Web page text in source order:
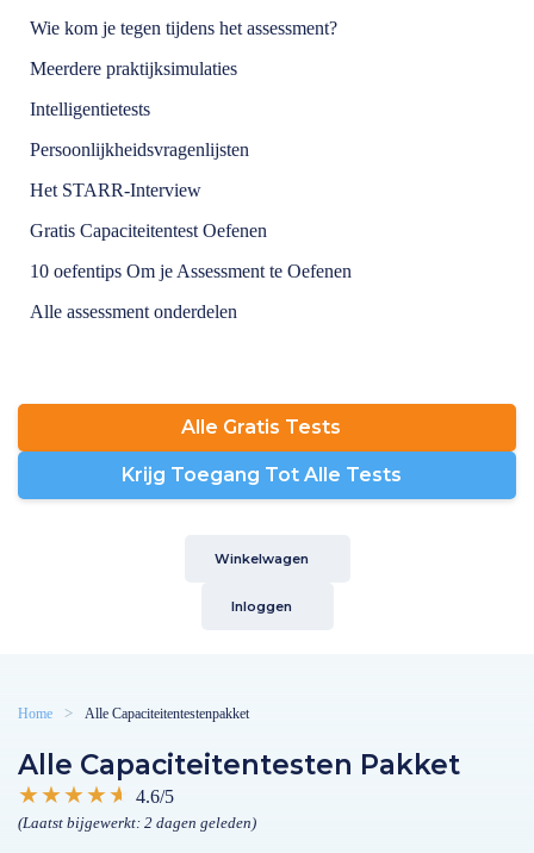
Wie kom je tegen tijdens het assessment?
Meerdere praktijksimulaties
Intelligentietests
Persoonlijkheidsvragenlijsten
Het STARR-Interview
Gratis Capaciteitentest Oefenen
10 oefentips Om je Assessment te Oefenen
Alle assessment onderdelen
Alle Gratis Tests
Krijg Toegang Tot Alle Tests
Winkelwagen
Inloggen
Home Alle Capaciteitentestenpakket
Alle Capaciteitentesten Pakket
4.6/5
(Laatst bijgewerkt: 2 dagen geleden)